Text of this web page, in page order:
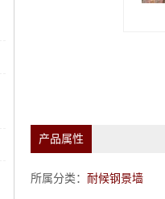
产品属性
所属分类： 耐候钢景墙